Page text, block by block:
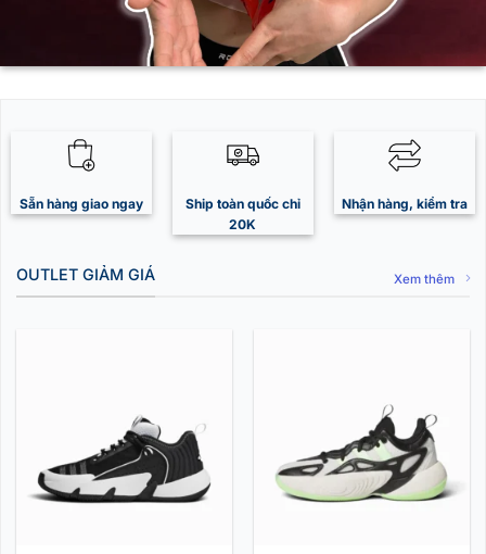
Sẵn hàng giao ngay
Ship toàn quốc chỉ
20K
Nhận hàng, kiểm tra
OUTLET GIẢM GIÁ Xem thêm